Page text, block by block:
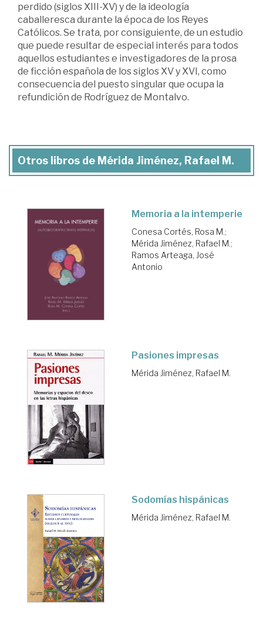
perdido (siglos XIII-XV) y de la ideología
caballeresca durante la época de los Reyes
Católicos. Se trata, por consiguiente, de un estudio
que puede resultar de especial interés para todos
aquellos estudiantes e investigadores de la prosa
de ficción española de los siglos XV y XVI, como
consecuencia del puesto singular que ocupa la
refundición de Rodríguez de Montalvo.
Otros libros de Mérida Jiménez, Rafael M.
Memoria a la intemperie
Conesa Cortés, Rosa M.;
Mérida Jiménez, Rafael M.;
Ramos Arteaga, José
Antonio
Pasiones impresas
Mérida Jiménez, Rafael M.
Sodomías hispánicas
Mérida Jiménez, Rafael M.